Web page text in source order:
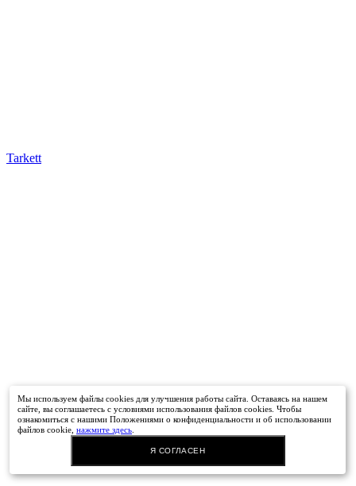
Tarkett
Мы используем файлы cookies для улучшения работы сайта. Оставаясь на нашем
сайте, вы соглашаетесь с условиями использования файлов cookies. Чтобы
ознакомиться с нашими Положениями о конфиденциальности и об использовании
файлов cookie,нажмите здесь
Я СОГЛАСЕН